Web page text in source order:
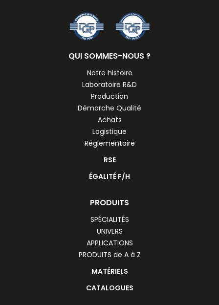
QUI SOMMES-NOUS ?
Notre histoire
Laboratoire R&D
Production
Démarche Qualité
Achats
Logistique
Réglementaire
RSE
ÉGALITÉ F/H
PRODUITS
SPÉCIALITÉS
UNIVERS
APPLICATIONS
PRODUITS de A à Z
MATÉRIELS
CATALOGUES